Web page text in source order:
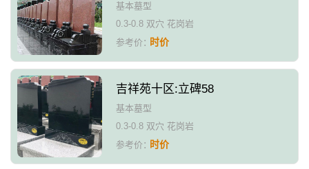
基本墓型
0.3-0.8 双穴 花岗岩
参考价：时价
吉祥苑十区:立碑58
基本墓型
0.3-0.8 双穴 花岗岩
参考价：时价